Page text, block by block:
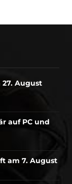
27. August
auf PC und
am 7. August